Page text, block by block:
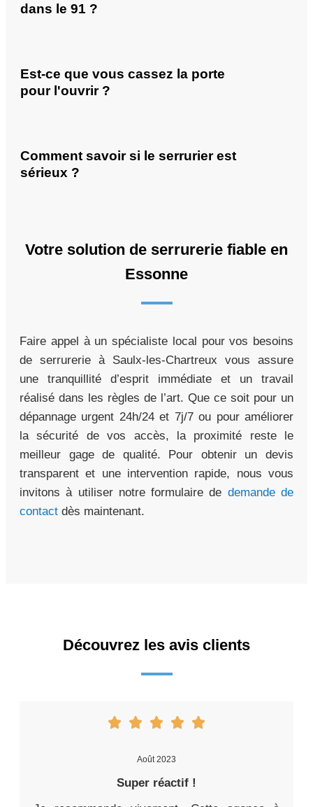
dans le 91 ?
Est-ce que vous cassez la porte
pour l'ouvrir ?
Comment savoir si le serrurier est
sérieux ?
Votre solution de serrurerie fiable en
Essonne
Faire appel à un spécialiste local pour vos besoins
de serrurerie à Saulx-les-Chartreux vous assure
une tranquillité d’esprit immédiate et un travail
réalisé dans les règles de l’art. Que ce soit pour un
dépannage urgent 24h/24 et 7j/7 ou pour améliorer
la sécurité de vos accès, la proximité reste le
meilleur gage de qualité. Pour obtenir un devis
transparent et une intervention rapide, nous vous
invitons à utiliser notre formulaire de demande de
contact dès maintenant.
Découvrez les avis clients
Août 2023
Super réactif !